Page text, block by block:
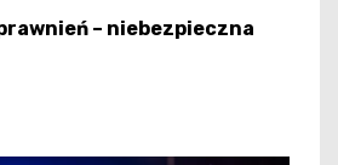
– niebezpieczna